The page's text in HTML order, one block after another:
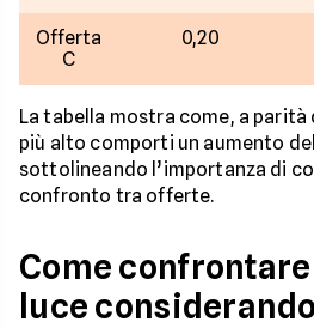
Offerta
C
0,20
La tabella mostra come, a parità
più alto comporti un aumento
sottolineando l’importanza di
confronto tra offerte.
Come
luce